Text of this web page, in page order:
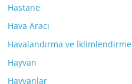
Hastane
Hava Aracı
Havalandırma ve İklimlendirme
Hayvan
Hayvanlar